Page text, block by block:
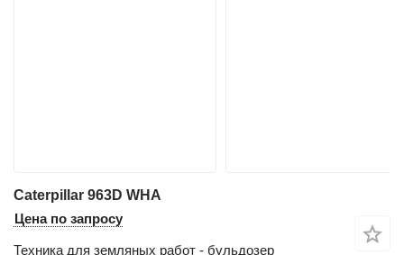
Caterpillar 963D WHA
Цена по запросу
Техника для земляных работ - бульдозер